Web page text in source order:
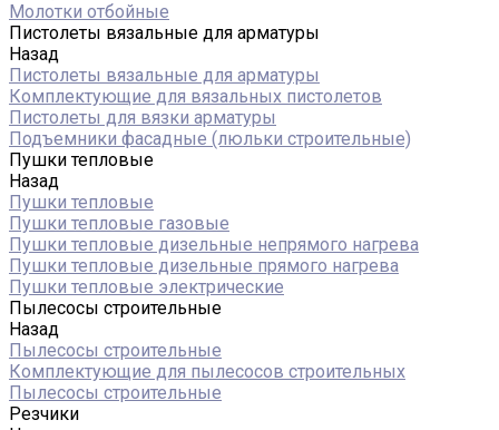
Молотки отбойные
Пистолеты вязальные для арматуры
Назад
Пистолеты вязальные для арматуры
Комплектующие для вязальных пистолетов
Пистолеты для вязки арматуры
Подъемники фасадные (люльки строительные)
Пушки тепловые
Назад
Пушки тепловые
Пушки тепловые газовые
Пушки тепловые дизельные непрямого нагрева
Пушки тепловые дизельные прямого нагрева
Пушки тепловые электрические
Пылесосы строительные
Назад
Пылесосы строительные
Комплектующие для пылесосов строительных
Пылесосы строительные
Резчики